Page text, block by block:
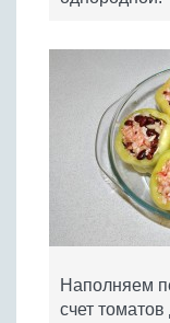
Наполняем
счет